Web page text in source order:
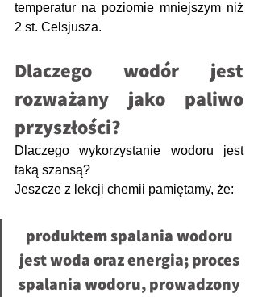
temperatur na poziomie mniejszym niż
2 st. Celsjusza.
Dlaczego wodór jest
rozważany jako paliwo
przyszłości?
Dlaczego wykorzystanie wodoru jest
taką szansą?
Jeszcze z lekcji chemii pamiętamy, że:
produktem spalania wodoru
jest woda oraz energia; proces
spalania wodoru, prowadzony